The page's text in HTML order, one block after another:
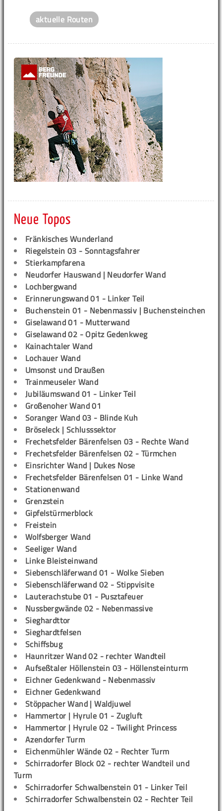
aktuelle Routen
Neue Topos
Fränkisches Wunderland
Riegelstein 03 - Sonntagsfahrer
Stierkampfarena
Neudorfer Hauswand | Neudorfer Wand
Lochbergwand
Erinnerungswand 01 - Linker Teil
Buchenstein 01 - Nebenmassiv | Buchensteinchen
Giselawand 01 - Mutterwand
Giselawand 02 - Opitz Gedenkweg
Kainachtaler Wand
Lochauer Wand
Umsonst und Draußen
Trainmeuseler Wand
Jubiläumswand 01 - Linker Teil
Großenoher Wand 01
Soranger Wand 03 - Blinde Kuh
Bröseleck | Schlusssektor
Frechetsfelder Bärenfelsen 03 - Rechte Wand
Frechetsfelder Bärenfelsen 02 - Türmchen
Einsrichter Wand | Dukes Nose
Frechetsfelder Bärenfelsen 01 - Linke Wand
Stationenwand
Grenzstein
Gipfelstürmerblock
Freistein
Wolfsberger Wand
Seeliger Wand
Linke Bleisteinwand
Siebenschläferwand 01 - Wolke Sieben
Siebenschläferwand 02 - Stippvisite
Lauterachstube 01 - Pusztafeuer
Nussbergwände 02 - Nebenmassive
Sieghardttor
Sieghardtfelsen
Schiffsbug
Haunritzer Wand 02 - rechter Wandteil
Aufseßtaler Höllenstein 03 - Höllensteinturm
Eichner Gedenkwand - Nebenmassiv
Eichner Gedenkwand
Stöppacher Wand | Waldjuwel
Hammertor | Hyrule 01 - Zugluft
Hammertor | Hyrule 02 - Twilight Princess
Azendorfer Turm
Eichenmühler Wände 02 - Rechter Turm
Schirradorfer Block 02 - rechter Wandteil und
Turm
Schirradorfer Schwalbenstein 01 - Linker Teil
Schirradorfer Schwalbenstein 02 - Rechter Teil